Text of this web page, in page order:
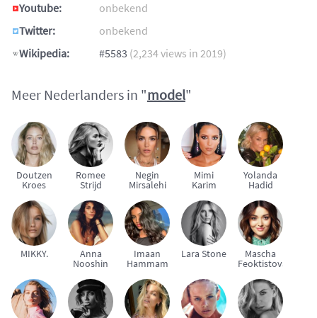
Youtube:
onbekend
Twitter:
onbekend
Wikipedia:
#5583 (2,234 views in 2019)
Meer Nederlanders in "model"
Doutzen
Kroes
Romee
Strijd
Negin
Mirsalehi
Mimi
Karim
Yolanda
Hadid
MIKKY. Anna
Nooshin
Imaan
Hammam
Lara Stone Mascha
Feoktistova